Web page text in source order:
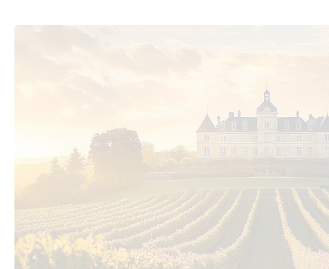
Mineralien zurückzuführen, insbesondere in den
für Merlot, die Hauptrebsorte des Weinguts, da sie
Modernste Kellertechnik und jahrhundertealte
Die perfekte Balance zwischen warmer Exposition und
ermöglicht eine optimale Entwicklung der Trauben – das
die beeindruckende Aromatik der Weine von Château La
Rebsortenspiegel ist typisch für Pomerol: Merlot
während Cabernet Franc den Rest ausmacht. Diese
geschmeidige Weine, die sich schon früh präsent zeigen,
eine bemerkenswerte Langlebigkeit besitzen.
Schon seit 1871 befindet sich La Conseillante im Besitz